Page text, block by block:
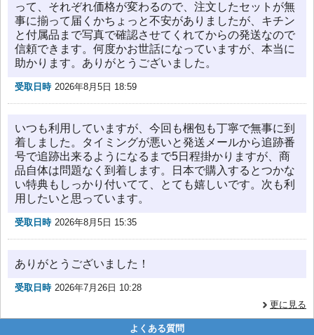
って、それぞれ価格が変わるので、注文したセットが無
事に揃って届くかちょっと不安がありましたが、キチン
と付属品まで写真で確認させてくれてからの発送なので
信頼できます。何度かお世話になっていますが、本当に
助かります。ありがとうございました。
受取日時 2026年8月5日 18:59
いつも利用していますが、今回も梱包も丁寧で無事に到
着しました。タイミングが悪いと発送メールから追跡番
号で追跡出来るようになるまで5日程掛かりますが、商
品自体は問題なく到着します。日本で購入するとつかな
い特典もしっかり付いてて、とても嬉しいです。次も利
用したいと思っています。
受取日時 2026年8月5日 15:35
ありがとうございました！
受取日時 2026年7月26日 10:28
更に見る
よくある質問